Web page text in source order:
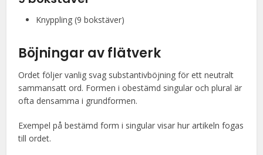
Knyppling (9 bokstäver)
Böjningar avflätverk
Ordet följer vanlig svag substantivböjning för ett neutralt
sammansatt ord. Formen i obestämd singular och plural är
ofta densamma i grundformen.
Exempel på bestämd form i singular visar hur artikeln fogas
till ordet.